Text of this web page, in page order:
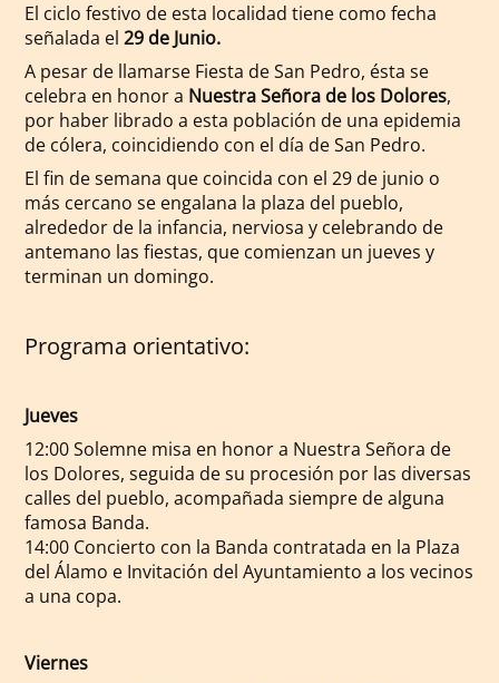
El ciclo festivo de esta localidad tiene como fecha
señalada el29 de Junio.
A pesar de llamarse Fiesta de San Pedro, ésta se
celebra en honor a Nuestra Señora de los Dolores,
por haber librado a esta población de una epidemia
de cólera, coincidiendo con el día de San Pedro.
El fin de semana que coincida con el 29 de junio o
más cercano se engalana la plaza del pueblo,
alrededor de la infancia, nerviosa y celebrando de
antemano las fiestas, que comienzan un jueves y
terminan un domingo.
Programa orientativo:
Jueves
12:00 Solemne misa en honor a Nuestra Señora de
los Dolores, seguida de su procesión por las diversas
calles del pueblo, acompañada siempre de alguna
famosa Banda.
14:00 Concierto con la Banda contratada en la Plaza
del Álamo e Invitación del Ayuntamiento a los vecinos
a una copa.
Viernes